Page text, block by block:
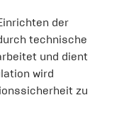
der
technische
und dient
wird
zu